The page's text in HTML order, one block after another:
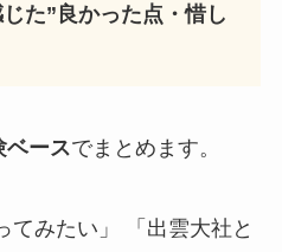
た”良かった点・惜し
ベースでまとめます。
てみたい」 「出雲大社と